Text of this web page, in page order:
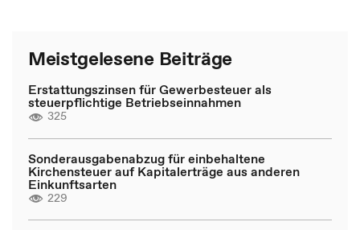
Meistgelesene Beiträge
Erstattungszinsen für Gewerbesteuer als
steuerpflichtige Betriebseinnahmen
325
Sonderausgabenabzug für einbehaltene
Kirchensteuer auf Kapitalerträge aus anderen
Einkunftsarten
229